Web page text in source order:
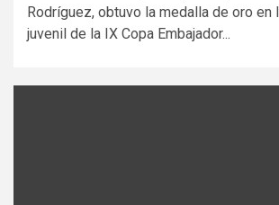
Rodríguez, obtuvo la medalla de oro en
juvenil de la IX Copa Embajador...